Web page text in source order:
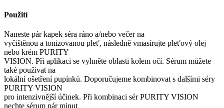
Použití
Naneste pár kapek séra ráno a/nebo večer na
vyčištěnou a tonizovanou pleť, následně vmasírujte pleťový olej
nebo krém PURITY
VISION. Při aplikaci se vyhněte oblasti kolem očí. Sérum můžete
také používat na
lokální ošetření pupínků. Doporučujeme kombinovat s dalšími séry
PURITY VISION
pro intenzivnější účinek. Při kombinaci sér PURITY VISION
nechte sérum pár minut